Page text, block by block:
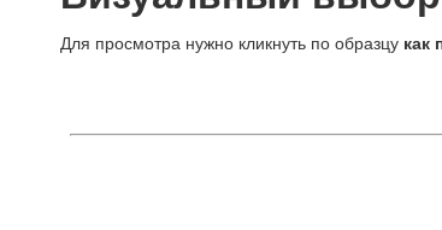
Для просмотра нужно кликнуть по образцу как